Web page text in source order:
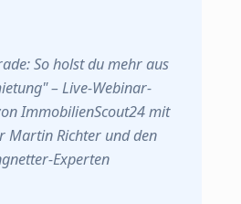
So holst du mehr aus
– Live-Webinar-
ImmobilienScout24 mit
Martin Richter und den
Experten